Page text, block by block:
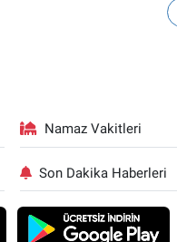
Namaz Vakitleri
Son Dakika Haberleri